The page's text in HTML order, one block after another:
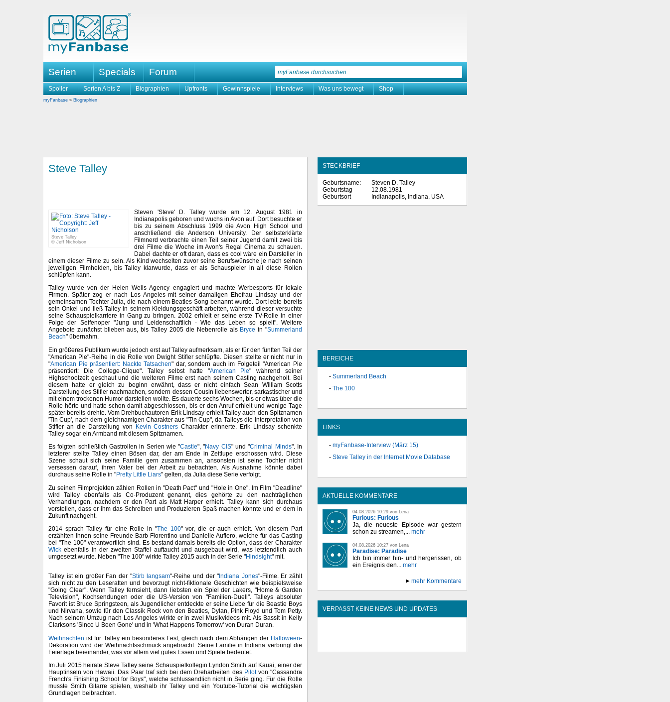
Serien Specials Forum
Spoiler Serien A bis Z Biographien Upfronts Gewinnspiele Interviews Was uns bewegt Shop
myFanbase » Biographien
Steve Talley
Steve Talley
© Jeff Nicholson
Steven 'Steve' D. Talley wurde am 12. August 1981 in
Indianapolis geboren und wuchs in Avon auf. Dort besuchte er
bis zu seinem Abschluss 1999 die Avon High School und
anschließend die Anderson University. Der selbsterklärte
Filmnerd verbrachte einen Teil seiner Jugend damit zwei bis
drei Filme die Woche im Avon's Regal Cinema zu schauen.
Dabei dachte er oft daran, dass es cool wäre ein Darsteller in
einem dieser Filme zu sein. Als Kind wechselten zuvor seine Berufswünsche je nach seinen
jeweiligen Filmhelden, bis Talley klarwurde, dass er als Schauspieler in all diese Rollen
schlüpfen kann.
Talley wurde von der Helen Wells Agency engagiert und machte Werbesports für lokale
Firmen. Später zog er nach Los Angeles mit seiner damaligen Ehefrau Lindsay und der
gemeinsamen Tochter Julia, die nach einem Beatles-Song benannt wurde. Dort lebte bereits
sein Onkel und ließ Talley in seinem Kleidungsgeschäft arbeiten, während dieser versuchte
seine Schauspielkarriere in Gang zu bringen. 2002 erhielt er seine erste TV-Rolle in einer
Folge der Seifenoper "Jung und Leidenschaftlich - Wie das Leben so spielt". Weitere
Angebote zunächst blieben aus, bis Talley 2005 die Nebenrolle als Bryce in "Summerland
Beach" übernahm.
Ein größeres Publikum wurde jedoch erst auf Talley aufmerksam, als er für den fünften Teil der
"American Pie"-Reihe in die Rolle von Dwight Stifler schlüpfte. Diesen stellte er nicht nur in
"American Pie präsentiert: Nackte Tatsachen" dar, sondern auch im Folgeteil "American Pie
präsentiert: Die College-Clique". Talley selbst hatte "American Pie" während seiner
Highschoolzeit geschaut und die weiteren Filme erst nach seinem Casting nachgeholt. Bei
diesem hatte er gleich zu beginn erwähnt, dass er nicht einfach Sean William Scotts
Darstellung des Stifler nachmachen, sondern dessen Cousin liebenswerter, sarkastischer und
mit einem trockenen Humor darstellen wollte. Es dauerte sechs Wochen, bis er etwas über die
Rolle hörte und hatte schon damit abgeschlossen, bis er den Anruf erhielt und wenige Tage
später bereits drehte. Vom Drehbuchautoren Erik Lindsay erhielt Talley auch den Spitznamen
'Tin Cup', nach dem gleichnamigen Charakter aus "Tin Cup", da Talleys die Interpretation von
Stifler an die Darstellung von
Kevin Costners Charakter erinnerte. Erik Lindsay schenkte
Talley sogar ein Armband mit diesem Spitznamen.
Es folgten schließlich Gastrollen in Serien wie "Castle", "Navy CIS" und "Criminal Minds". In
letzterer stellte Talley einen Bösen dar, der am Ende in Zeitlupe erschossen wird. Diese
Szene schaut sich seine Familie gern zusammen an, ansonsten ist seine Tochter nicht
versessen darauf, ihren Vater bei der Arbeit zu betrachten. Als Ausnahme könnte dabei
durchaus seine Rolle in "Pretty Little Liars" gelten, da Julia diese Serie verfolgt.
Zu seinen Filmprojekten zählen Rollen in "Death Pact" und "Hole in One". Im Film "Deadline"
wird Talley ebenfalls als Co-Produzent genannt, dies gehörte zu den nachträglichen
Verhandlungen, nachdem er den Part als Matt Harper erhielt. Talley kann sich durchaus
vorstellen, dass er ihm das Schreiben und Produzieren Spaß machen könnte und er dem in
Zukunft nachgeht.
2014 sprach Talley für eine Rolle in "The 100" vor, die er auch erhielt. Von diesem Part
erzählten ihnen seine Freunde Barb Fiorentino und Danielle Aufiero, welche für das Casting
bei "The 100" verantwortlich sind. Es bestand damals bereits die Option, dass der Charakter
Wick ebenfalls in der zweiten Staffel auftaucht und ausgebaut wird, was letztendlich auch
umgesetzt wurde. Neben "The 100" wirkte Talley 2015 auch in der Serie "Hindsight" mit.
Talley ist ein großer Fan der "Stirb langsam"-Reihe und der " Indiana Jones"-Filme. Er zählt
sich nicht zu den Leseratten und bevorzugt nicht-fiktionale Geschichten wie beispielsweise
"Going Clear". Wenn Talley fernsieht, dann liebsten ein Spiel der Lakers, "Home & Garden
Television", Kochsendungen oder die US-Version von "Familien-Duell". Talleys absoluter
Favorit ist Bruce Springsteen, als Jugendlicher entdeckte er seine Liebe für die Beastie Boys
und Nirvana, sowie für den Classik Rock von den Beatles, Dylan, Pink Floyd und Tom Petty.
Nach seinem Umzug nach Los Angeles wirkte er in zwei Musikvideos mit. Als Bassit in Kelly
Clarksons 'Since U Been Gone' und in 'What Happens Tomorrow' von Duran Duran.
Weihnachten ist für Talley ein besonderes Fest, gleich nach dem Abhängen der Halloween-
Dekoration wird der Weihnachtsschmuck angebracht. Seine Familie in Indiana verbringt die
Feiertage beieinander, was vor allem viel gutes Essen und Spiele bedeutet.
Im Juli 2015 heirate Steve Talley seine Schauspielkollegin Lyndon Smith auf Kauai, einer der
Hauptinseln von Hawaii. Das Paar traf sich bei dem Dreharbeiten des Pilotvon "Cassandra
French's Finishing School for Boys", welche schlussendlich nicht in Serie ging. Für die Rolle
musste Smith Gitarre spielen, weshalb ihr Talley und ein Youtube-Tutorial die wichtigsten
Grundlagen beibrachten.
STECKBRIEF
Geburtsname:
Steven D. Talley
Geburtstag
12.08.1981
Geburtsort
Indianapolis, Indiana, USA
BEREICHE
Summerland Beach
The 100
LINKS
myFanbase-Interview (März 15)
Steve Talley in der Internet Movie Database
AKTUELLE KOMMENTARE
04.08.2026 10:29 von Lena
Furious: Furious
Ja, die neueste Episode war gestern
schon zu streamen,... mehr
04.08.2026 10:27 von Lena
Paradise: Paradise
Ich bin immer hin- und hergerissen, ob
ein Ereignis den... mehr
mehr Kommentare
VERPASST KEINE NEWS UND UPDATES